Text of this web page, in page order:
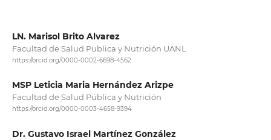
LN. Marisol Brito Alvarez
Facultad de Salud Publica y Nutrición UANL
https://orcid.org/0000-0002-6698-4562
MSP Leticia Maria Hernández Arizpe
Facultad de Salud Pública y Nutrición
https://orcid.org/0000-0003-4658-9394
Dr. Gustavo Israel Martínez González